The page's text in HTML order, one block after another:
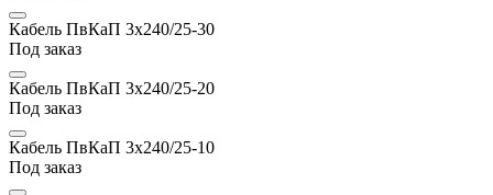
Кабель ПвКаП 3х240/25-30
Под заказ
Кабель ПвКаП 3х240/25-20
Под заказ
Кабель ПвКаП 3х240/25-10
Под заказ